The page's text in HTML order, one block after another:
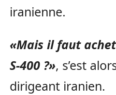
iranienne.
«Mais il faut
S-400 ?», s’est
dirigeant iranien.